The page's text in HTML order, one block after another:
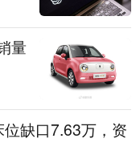
量
缺口7.63万，资